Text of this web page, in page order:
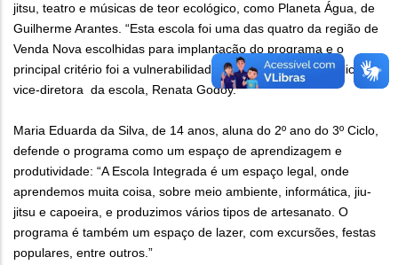
jitsu, teatro e músicas de teor ecológico, como Planeta Água, de
Guilherme Arantes. “Esta escola foi uma das quatro da região de
Venda Nova escolhidas para implantação do programa e o
principal critério foi a vulnerabilidade social da região”, explica a
vice-diretora da escola, Renata Godoy.
Maria Eduarda da Silva, de 14 anos, aluna do 2º ano do 3º Ciclo,
defende o programa como um espaço de aprendizagem e
produtividade: “A Escola Integrada é um espaço legal, onde
aprendemos muita coisa, sobre meio ambiente, informática, jiu-
jitsu e capoeira, e produzimos vários tipos de artesanato. O
programa é também um espaço de lazer, com excursões, festas
populares, entre outros.”